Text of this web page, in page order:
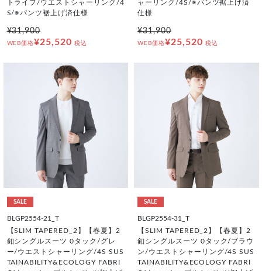
トライプ/ウエストシャーリング/4
S/※パンツ裾上げ済仕様
¥31,900
WEB価格¥25,520 税込
ャーリング/4S/※パンツ裾上げ済
仕様
¥31,900
WEB価格¥25,520 税込
SALE
BLGP2554-21_T
【SLIM TAPERED_2】【春夏】2
釦シングルスーツ 0タック/グレ
ー/ウエストシャーリング/4S SUS
TAINABILITY&ECOLOGY FABRI
SALE
BLGP2554-31_T
【SLIM TAPERED_2】【春夏】2
釦シングルスーツ 0タック/ブラウ
ン/ウエストシャーリング/4S SUS
TAINABILITY&ECOLOGY FABRI